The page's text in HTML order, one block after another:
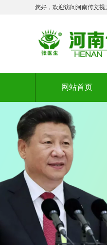
您好，欢迎访问河南传文视
网站首页